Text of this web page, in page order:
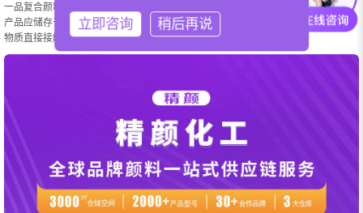
一品复合颜料S563 Emerald Green采用牛皮纸复合袋包装，标准净重为25kg/袋。
产品应储存于干燥、阴凉及通风良好的环境中，避免受潮，并避免与酸、碱等化学
物质直接接触。在原包装未拆封的条件下，产品保质期通常为两年。
立即咨询 稍后再说